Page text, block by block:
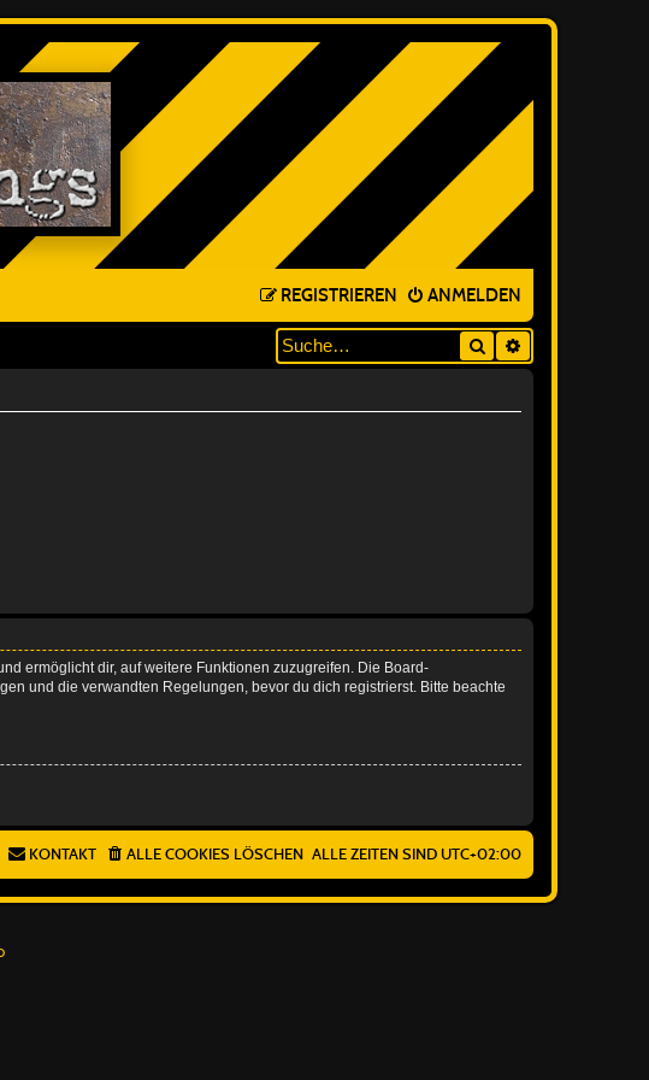
ANMELDEN
REGISTRIEREN
Suche
ermöglicht dir, auf weitere Funktionen zuzugreifen. Die Board-
und die verwandten Regelungen, bevor du dich registrierst. Bitte beachte
ALLE ZEITEN SIND UTC+02:00
ALLE COOKIES LÖSCHEN
KONTAKT